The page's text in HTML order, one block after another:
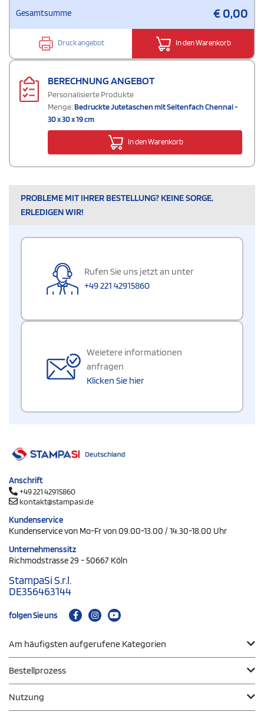
Gesamtsumme €0,00
Druck angebot In den Warenkorb
BERECHNUNG ANGEBOT
Personalisierte Produkte
Menge:Bedruckte Jutetaschen mit Seitenfach Chennai -
30 x 30 x 19 cm
In den Warenkorb
PROBLEME MIT IHRER BESTELLUNG? KEINE SORGE,
ERLEDIGEN WIR!
Rufen Sie uns jetzt an unter
+49 221 42915860
Weietere informationen
anfragen
Klicken Sie hier
Anschrift
+49 221 42915860
kontakt@stampasi.de
Kundenservice
Kundenservice von Mo-Fr von 09.00-13.00 / 14.30-18.00 Uhr
Unternehmenssitz
Richmodstrasse 29 - 50667 Köln
StampaSi S.r.l.
DE356463144
folgen Sie uns
Am häufigsten aufgerufene Kategorien
Bestellprozess
Nutzung